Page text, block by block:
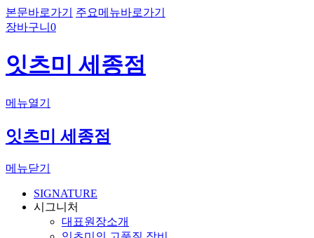
본문바로가기
주요메뉴바로가기
장바구니 0
잇츠미 세종점
메뉴열기
잇츠미 세종점
메뉴닫기
SIGNATURE
시그니처
대표원장소개